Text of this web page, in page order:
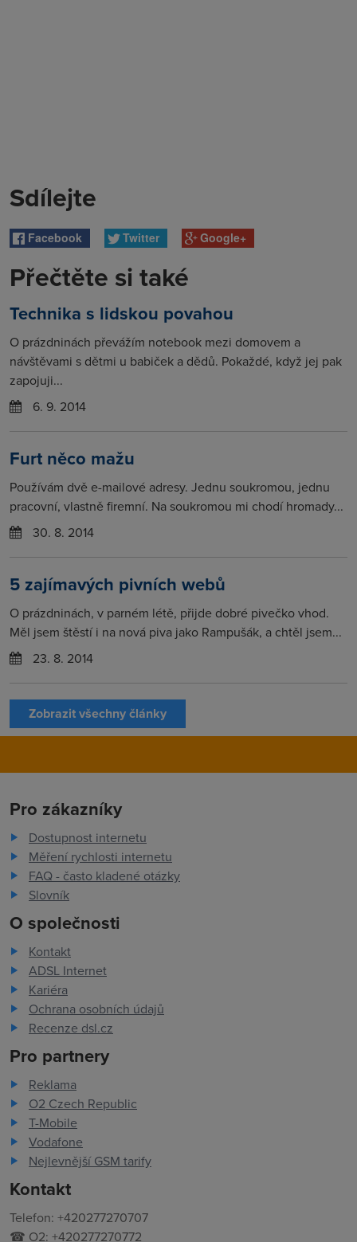
Sdílejte
Facebook Twitter Google+
Přečtěte si také
Technika s lidskou povahou
O prázdninách převážím notebook mezi domovem a
návštěvami s dětmi u babiček a dědů. Pokaždé, když jej pak
zapojuji...
6. 9. 2014
Furt něco mažu
Používám dvě e-mailové adresy. Jednu soukromou, jednu
pracovní, vlastně firemní. Na soukromou mi chodí hromady...
30. 8. 2014
5 zajímavých pivních webů
O prázdninách, v parném létě, přijde dobré pivečko vhod.
Měl jsem štěstí i na nová piva jako Rampušák, a chtěl jsem...
23. 8. 2014
Zobrazit všechny články
Pro zákazníky
Dostupnost internetu
Měření rychlosti internetu
FAQ - často kladené otázky
Slovník
O společnosti
Kontakt
ADSL Internet
Kariéra
Ochrana osobních údajů
Recenze dsl.cz
Pro partnery
Reklama
O2 Czech Republic
T-Mobile
Vodafone
Nejlevnější GSM tarify
Kontakt
Telefon: +420277270707
☎ O2: +420277270772